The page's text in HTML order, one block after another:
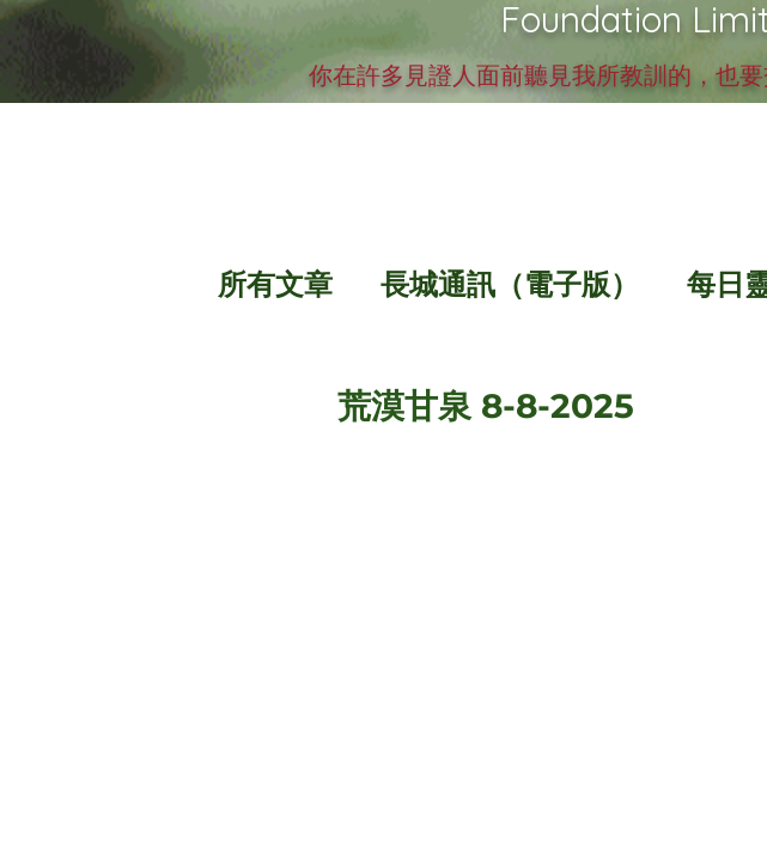
Foundation
你在許多見證人面前聽見我所教訓的，也
所有文章 長城通訊（電子版） 每日
荒漠甘泉 8-8-2025